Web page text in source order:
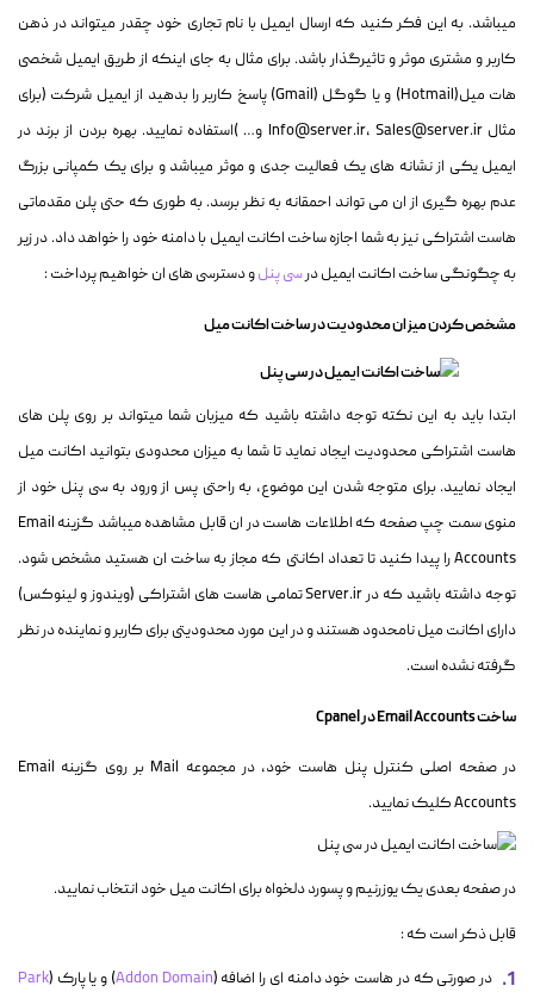
میباشد. به این فکر کنید که ارسال ایمیل با نام تجاری خود چقدر میتواند در ذهن
کاربر و مشتری موثر و تاثیرگذار باشد. برای مثال به جای اینکه از طریق ایمیل شخصی
هات میل(Hotmail) و یا گوگل (Gmail) پاسخ کاربر را بدهید از ایمیل شرکت (برای
مثال Info@server.ir، Sales@server.ir و… )استفاده نمایید. بهره بردن از برند در
ایمیل یکی از نشانه های یک فعالیت جدی و موثر میباشد و برای یک کمپانی بزرگ
عدم بهره گیری از ان می تواند احمقانه به نظر برسد. به طوری که حتی پلن مقدماتی
هاست اشتراکی نیز به شما اجازه ساخت اکانت ایمیل با دامنه خود را خواهد داد. در زیر
به چگونگی ساخت اکانت ایمیل درسی پنلو دسترسی های ان خواهیم پرداخت :
مشخص کردن میزان محدودیت در ساخت اکانت میل
ابتدا باید به این نکته توجه داشته باشید که میزبان شما میتواند بر روی پلن های
هاست اشتراکی محدودیت ایجاد نماید تا شما به میزان محدودی بتوانید اکانت میل
ایجاد نمایید. برای متوجه شدن این موضوع، به راحتی پس از ورود به سی پنل خود از
منوی سمت چپ صفحه که اطلاعات هاست در ان قابل مشاهده میباشد گزینه Email
Accounts را پیدا کنید تا تعداد اکانتی که مجاز به ساخت ان هستید مشخص شود.
توجه داشته باشید که در Server.ir تمامی هاست های اشتراکی (ویندوز و لینوکس)
دارای اکانت میل نامحدود هستند و در این مورد محدودیتی برای کاربر و نماینده در نظر
گرفته نشده است.
ساخت Email Accounts در Cpanel
در صفحه اصلی کنترل پنل هاست خود، در مجموعه Mail بر روی گزینه Email
Accounts کلیک نمایید.
در صفحه بعدی یک یوزرنیم و پسورد دلخواه برای اکانت میل خود انتخاب نمایید.
قابل ذکر است که :
در صورتی که در هاست خود دامنه ای را اضافه (Addon Domain) و یا پارک (Park